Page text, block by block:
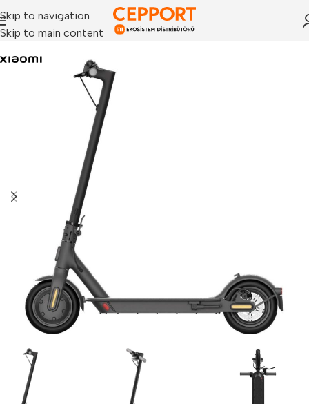
Skip to navigation
Skip to main content